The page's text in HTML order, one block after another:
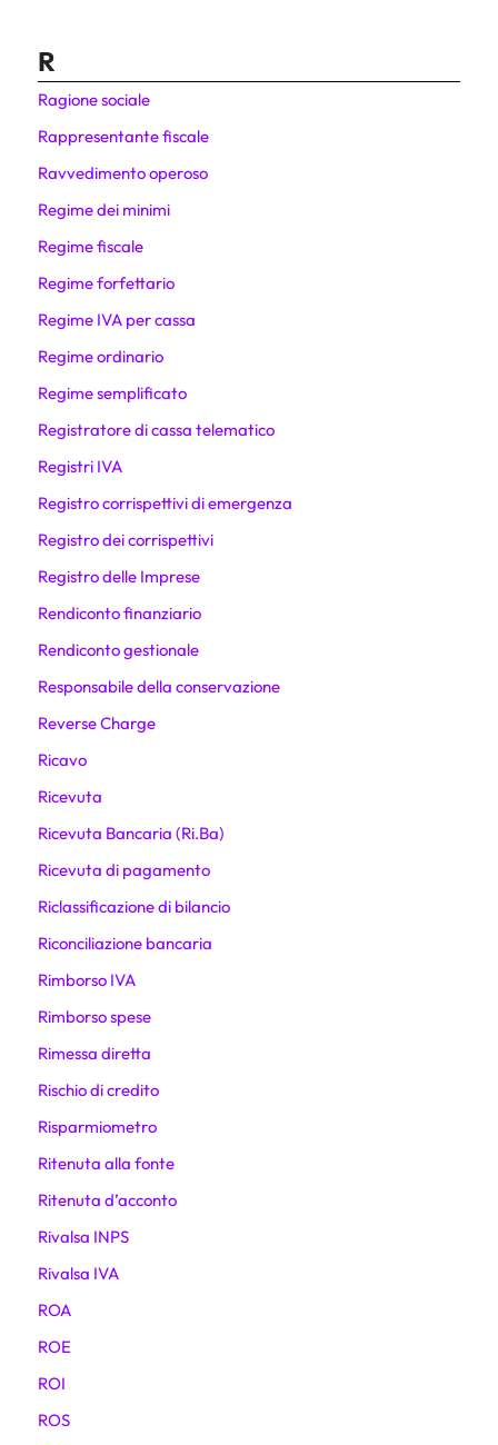
R
Ragione sociale
Rappresentante fiscale
Ravvedimento operoso
Regime dei minimi
Regime fiscale
Regime forfettario
Regime IVA per cassa
Regime ordinario
Regime semplificato
Registratore di cassa telematico
Registri IVA
Registro corrispettivi di emergenza
Registro dei corrispettivi
Registro delle Imprese
Rendiconto finanziario
Rendiconto gestionale
Responsabile della conservazione
Reverse Charge
Ricavo
Ricevuta
Ricevuta Bancaria (Ri.Ba)
Ricevuta di pagamento
Riclassificazione di bilancio
Riconciliazione bancaria
Rimborso IVA
Rimborso spese
Rimessa diretta
Rischio di credito
Risparmiometro
Ritenuta alla fonte
Ritenuta d’acconto
Rivalsa INPS
Rivalsa IVA
ROA
ROE
ROI
ROS